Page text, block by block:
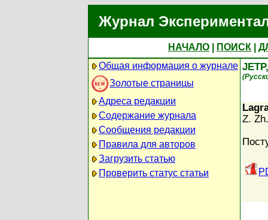
Журнал
НАЧАЛО ПОИСК
Общая информация о журнале
Золотые страницы
Адреса редакции
Содержание журнала
Сообщения редакции
Правила для авторов
Загрузить статью
Проверить статус статьи
Z.